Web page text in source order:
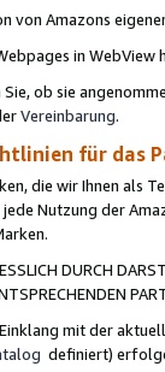
von Amazons
in WebView
ob sie
Vereinbarung.
für das
die wir Ihnen als
Nutzung der
DURCH
mit der
definiert)